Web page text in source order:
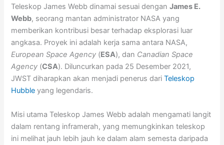
Teleskop James Webb dinamai sesuai denganJames E.
Webb, seorang mantan administrator NASA yang
memberikan kontribusi besar terhadap eksplorasi luar
angkasa. Proyek ini adalah kerja sama antara NASA,
European Space Agency (ESA), dan Canadian Space
Agency (CSA). Diluncurkan pada 25 Desember 2021,
JWST diharapkan akan menjadi penerus dariTeleskop
Hubble yang legendaris.
Misi utama Teleskop James Webb adalah mengamati langit
dalam rentang inframerah, yang memungkinkan teleskop
ini melihat jauh lebih jauh ke dalam alam semesta daripada